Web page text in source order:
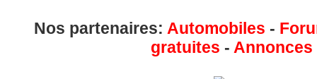
Nos partenaires: Automobiles -
gratuites -